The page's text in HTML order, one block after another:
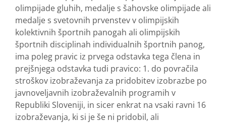
olimpijade gluhih, medalje s šahovske olimpijade ali
medalje s svetovnih prvenstev v olimpijskih
kolektivnih športnih panogah ali olimpijskih
športnih disciplinah individualnih športnih panog,
ima poleg pravic iz prvega odstavka tega člena in
prejšnjega odstavka tudi pravico: 1. do povračila
stroškov izobraževanja za pridobitev izobrazbe po
javnoveljavnih izobraževalnih programih v
Republiki Sloveniji, in sicer enkrat na vsaki ravni 16
izobraževanja, ki si je še ni pridobil, ali